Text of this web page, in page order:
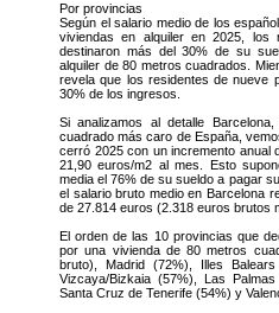
Por provincias
Según el salario medio de los
viviendas en alquiler en 2025, los
destinaron más del 30% de su
alquiler de 80 metros cuadrados.
revela que los residentes de nueve
30% de los ingresos.
Si analizamos al detalle
cuadrado más caro de España,
cerró 2025 con un incremento anual
21,90 euros/m2 al mes. Esto
media el 76% de su sueldo a pagar
el salario bruto medio en Barcelona
de 27.814 euros (2.318 euros brutos
El orden de las 10 provincias que
por una vivienda de 80 metros
bruto), Madrid (72%), Illes
Vizcaya/Bizkaia (57%), Las
Santa Cruz de Tenerife (54%) y